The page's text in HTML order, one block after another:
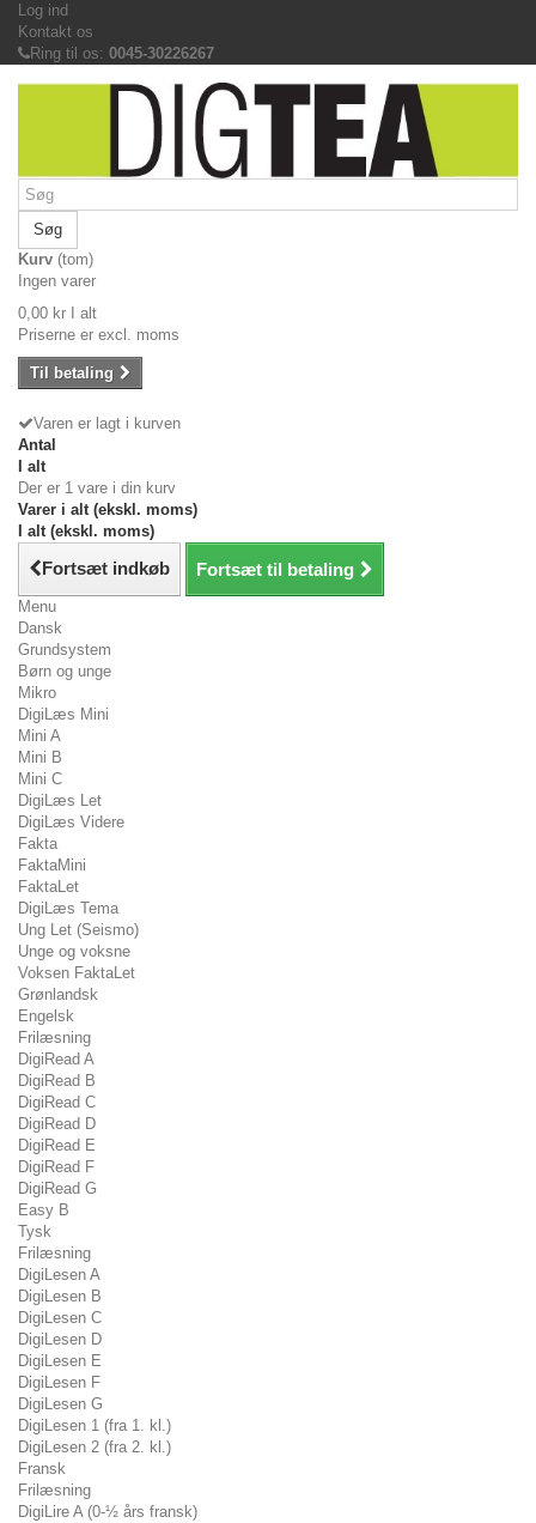
Log ind
Kontakt os
Ring til os: 0045-30226267
Søg
Kurv (tom)
Ingen varer
0,00 kr
I alt
Priserne er excl. moms
Til betaling
Varen er lagt i kurven
Antal
I alt
Der er 1 vare i din kurv
Varer i alt (ekskl. moms)
I alt (ekskl. moms)
Fortsæt indkøb Fortsæt til betaling
Menu
Dansk
Grundsystem
Børn og unge
Mikro
DigiLæs Mini
Mini A
Mini B
Mini C
DigiLæs Let
DigiLæs Videre
Fakta
FaktaMini
FaktaLet
DigiLæs Tema
Ung Let (Seismo)
Unge og voksne
Voksen FaktaLet
Grønlandsk
Engelsk
Frilæsning
DigiRead A
DigiRead B
DigiRead C
DigiRead D
DigiRead E
DigiRead F
DigiRead G
Easy B
Tysk
Frilæsning
DigiLesen A
DigiLesen B
DigiLesen C
DigiLesen D
DigiLesen E
DigiLesen F
DigiLesen G
DigiLesen 1 (fra 1. kl.)
DigiLesen 2 (fra 2. kl.)
Fransk
Frilæsning
DigiLire A (0-½ års fransk)